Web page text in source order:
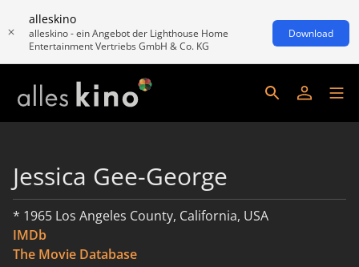
alleskino
alleskino - ein Angebot der Lighthouse Home
Entertainment Vertriebs GmbH & Co. KG
Download
Jessica Gee-George
* 1965 Los Angeles County, California, USA
IMDb
The Movie Database